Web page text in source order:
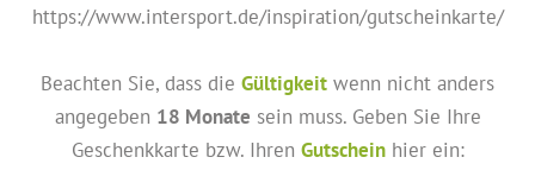
https://www.intersport.de/inspiration/gutscheinkarte/
Beachten Sie, dass die Gültigkeit wenn nicht anders
angegeben 18 Monate sein muss. Geben Sie Ihre
Geschenkkarte bzw. Ihren Gutscheinhier ein: